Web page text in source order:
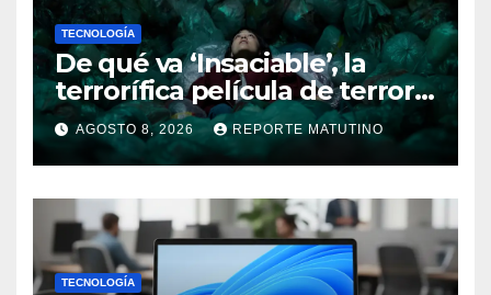
TECNOLOGÍA
De qué va ‘Insaciable’, la
terrorífica película de terror
que seguro no conoces y te
soprenderá
AGOSTO 8, 2026 REPORTE MATUTINO
TECNOLOGÍA